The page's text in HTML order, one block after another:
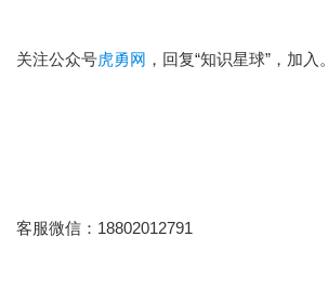
关注公众号虎勇网 ，回复“知识星球”，加入。
客服微信：18802012791